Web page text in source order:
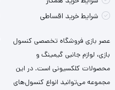
شرایط خرید اقساطی
عصر بازی فروشگاه تخصصی کنسول
بازی، لوازم جانبی گیمینگ و
محصولات کلکسیونی است. در این
مجموعه می‌توانید انواع کنسول‌های